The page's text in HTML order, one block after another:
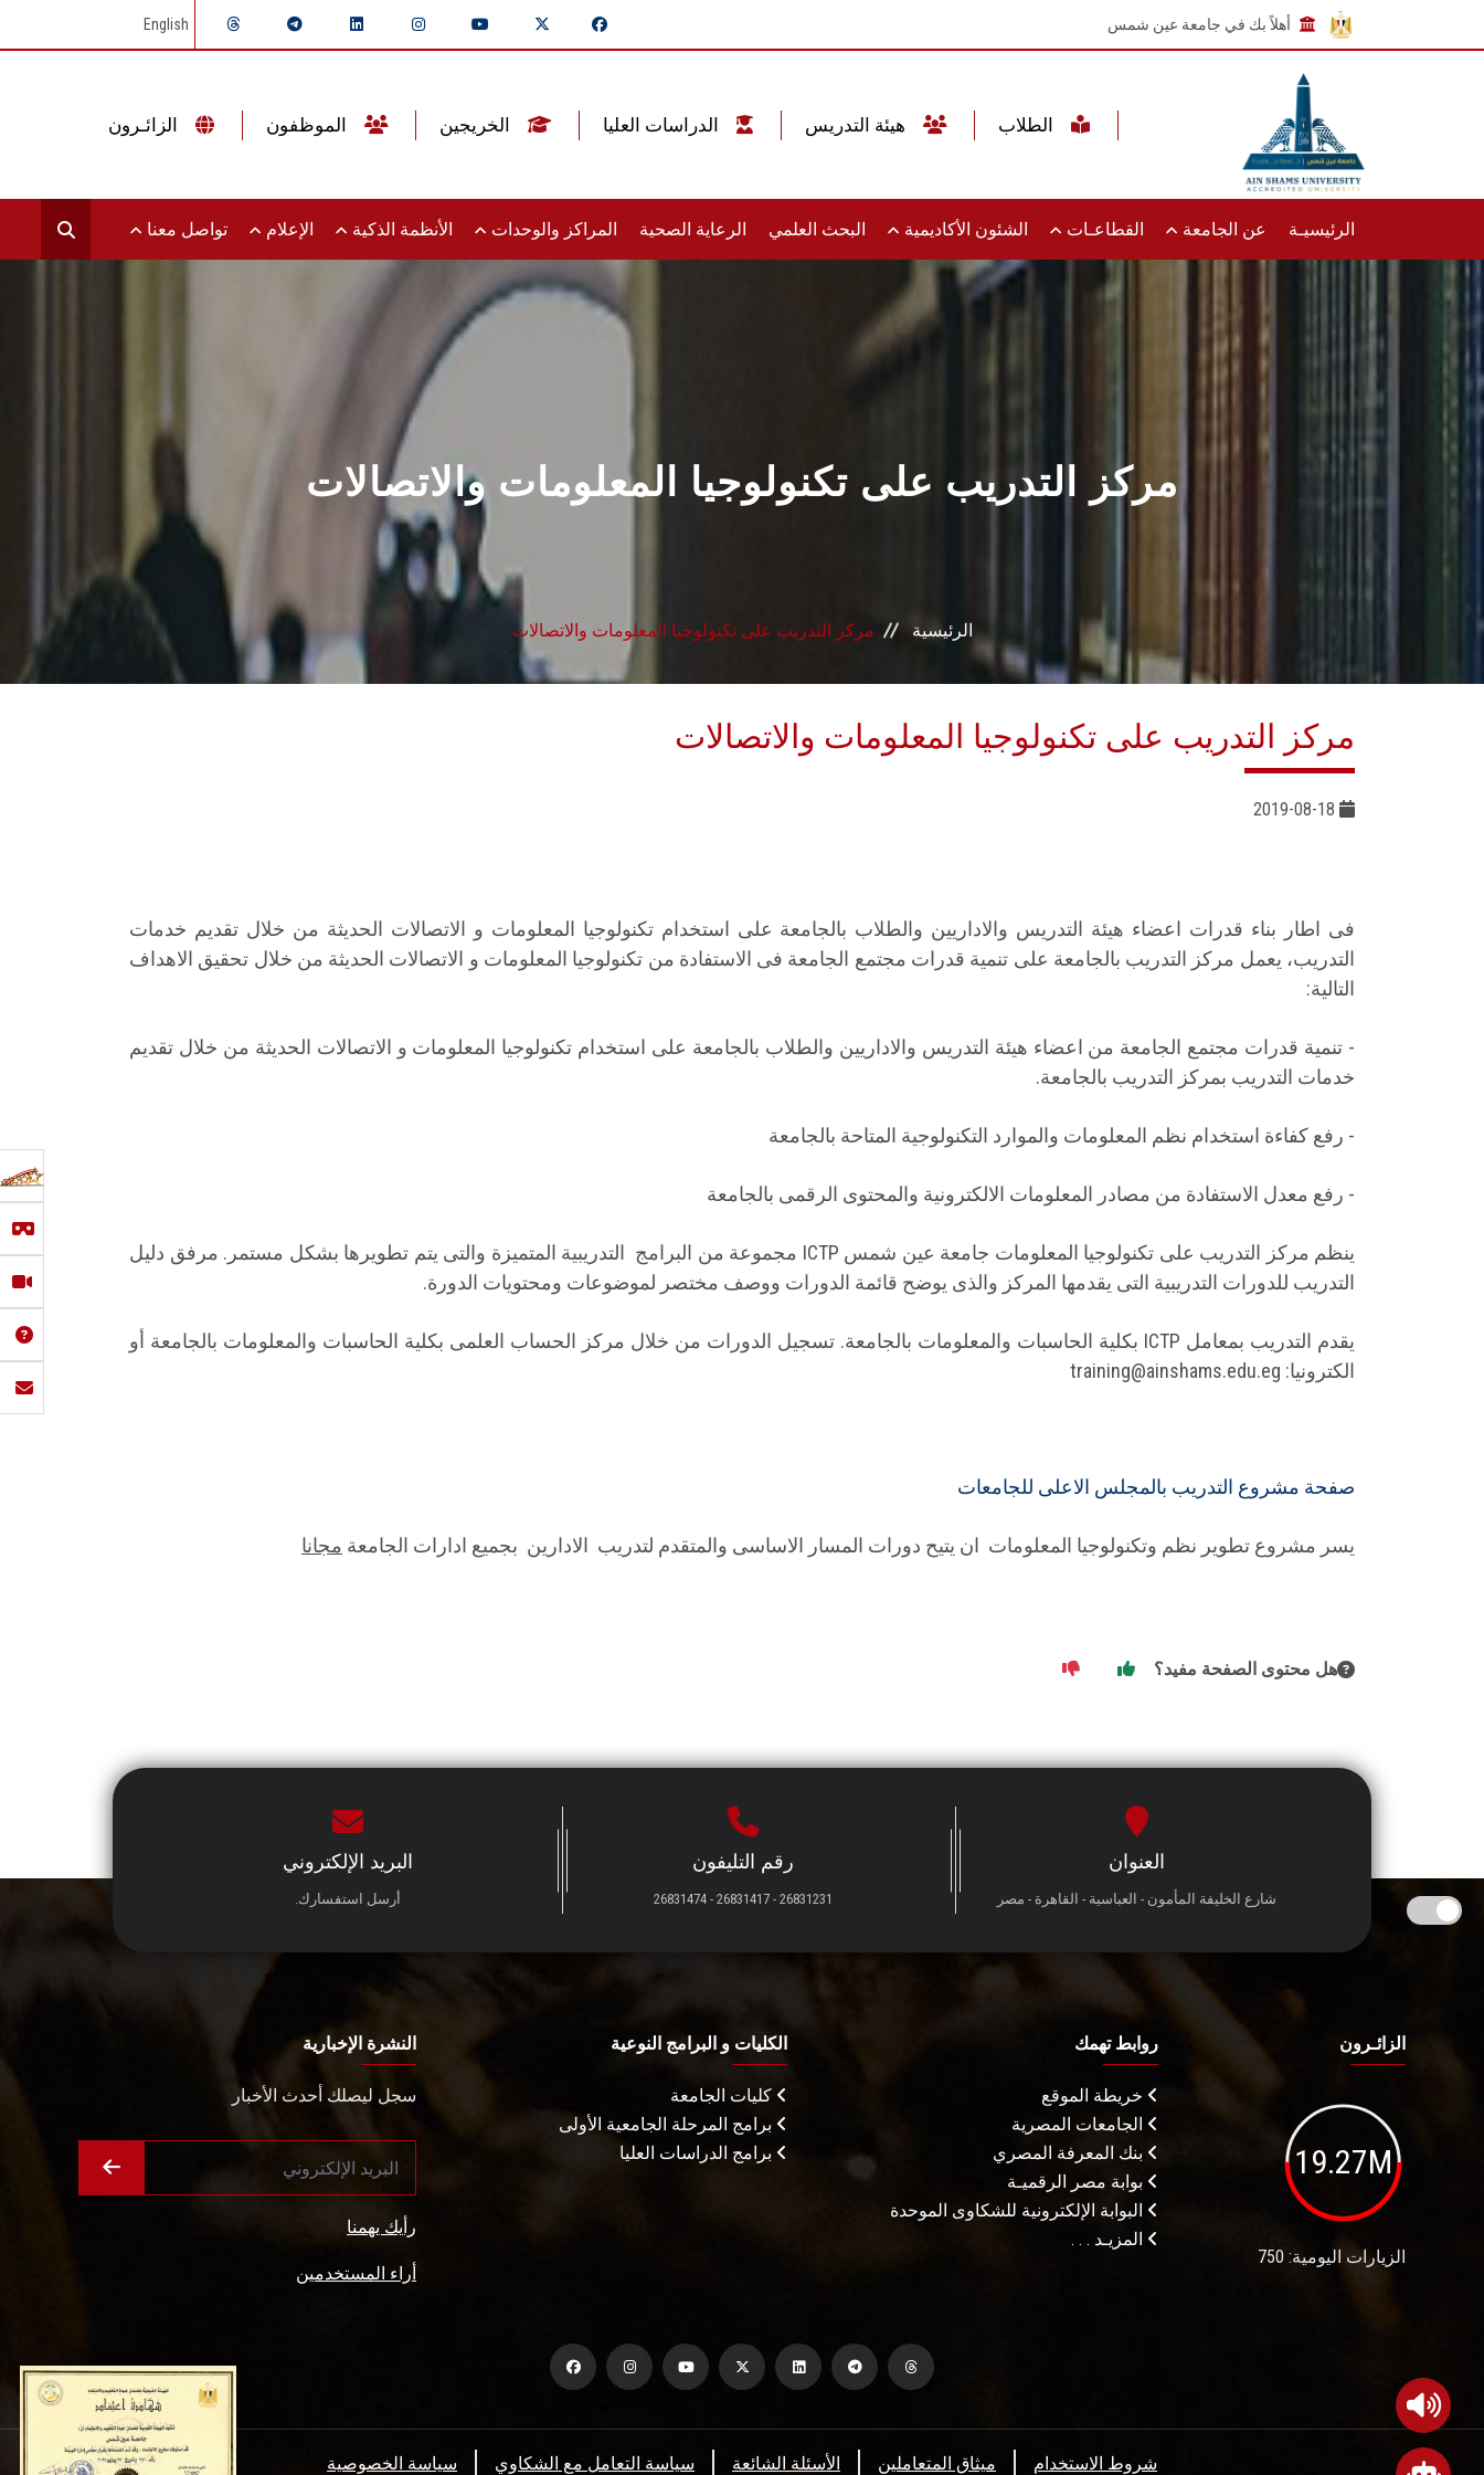
أهلاً بك في جامعة عين شمس English
الرئيسيـة عن الجامعة القطاعـات الشئون الأكاديمية البحث العلمي الرعاية الصحية المراكز والوحدات الأنظمة الذكية الإعلام تواصل معنا
مركز التدريب على تكنولوجيا المعلومات والاتصالات
الرئيسية مركز التدريب على تكنولوجيا المعلومات والاتصالات
مركز التدريب على تكنولوجيا المعلومات والاتصالات
فى اطار بناء قدرات اعضاء هيئة التدريس والاداريين والطلاب بالجامعة على استخدام تكنولوجيا المعلومات و الاتصالات الحديثة من خلال تقديم خدمات
التدريب، يعمل مركز التدريب بالجامعة على تنمية قدرات مجتمع الجامعة فى الاستفادة من تكنولوجيا المعلومات و الاتصالات الحديثة من خلال تحقيق الاهداف
التالية:
- تنمية قدرات مجتمع الجامعة من اعضاء هيئة التدريس والاداريين والطلاب بالجامعة على استخدام تكنولوجيا المعلومات و الاتصالات الحديثة من خلال تقديم
خدمات التدريب بمركز التدريب بالجامعة.
- رفع كفاءة استخدام نظم المعلومات والموارد التكنولوجية المتاحة بالجامعة
- رفع معدل الاستفادة من مصادر المعلومات الالكترونية والمحتوى الرقمى بالجامعة
ينظم مركز التدريب على تكنولوجيا المعلومات جامعة عين شمس ICTP مجموعة من البرامج التدريبية المتميزة والتى يتم تطويرها بشكل مستمر. مرفق دليل
التدريب للدورات التدريبية التى يقدمها المركز والذى يوضح قائمة الدورات ووصف مختصر لموضوعات ومحتويات الدورة.
يقدم التدريب بمعامل ICTP بكلية الحاسبات والمعلومات بالجامعة. تسجيل الدورات من خلال مركز الحساب العلمى بكلية الحاسبات والمعلومات بالجامعة أو
الكترونيا: training@ainshams.edu.eg
صفحة مشروع التدريب بالمجلس الاعلى للجامعات
يسر مشروع تطوير نظم وتكنولوجيا المعلومات ان يتيح دورات المسار الاساسى والمتقدم لتدريب الادارين بجميع ادارات الجامعة مجانا
هل محتوى الصفحة مفيد؟
العنوان
شارع الخليفة المأمون - العباسية - القاهرة - مصر
رقم التليفون
26831231 - 26831417 - 26831474
البريد الإلكتروني
أرسل استفسارك.
الزائـرون
19.27M
الزيارات اليومية: 750
روابط تهمك
خريطة الموقع
الجامعات المصرية
بنك المعرفة المصري
بوابة مصر الرقميـة
البوابة الإلكترونية للشكاوى الموحدة
المزيـد . . .
الكليات و البرامج النوعية
كليات الجامعة
برامج المرحلة الجامعية الأولى
برامج الدراسات العليا
النشرة الإخبارية
سجل ليصلك أحدث الأخبار
رأيك يهمنا
أراء المستخدمين
سياسة الخصوصية سياسة التعامل مع الشكاوي الأسئلة الشائعة ميثاق المتعاملين شروط الاستخدام